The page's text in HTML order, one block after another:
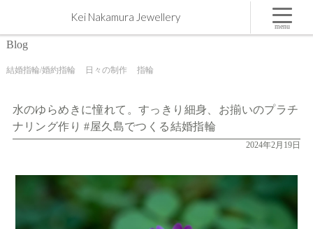
水のゆらめきに憧れて。すっきり細身、お揃いのプラチナリング作り #屋久島でつくる結婚指輪 |
屋久島,ジュエリー,オーダーメイドのマリッジリング（結婚・婚約指輪）制作 | Kei Nakamura
Kei Nakamura Jewellery
Blog
結婚指輪/婚約指輪 日々の制作 指輪
水のゆらめきに憧れて。すっきり細身、お揃いのプラチ
ナリング作り #屋久島でつくる結婚指輪
2024年2月19日
menu